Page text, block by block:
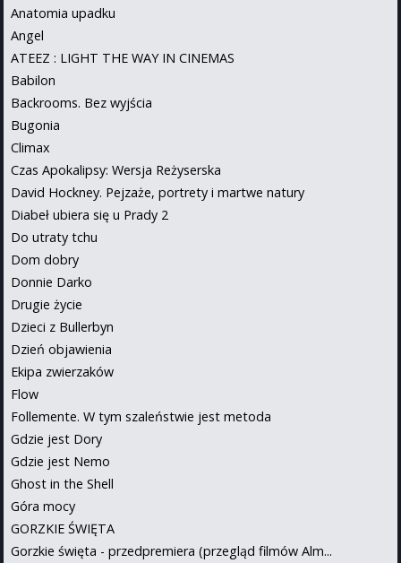
Anatomia upadku
Angel
ATEEZ : LIGHT THE WAY IN CINEMAS
Babilon
Backrooms. Bez wyjścia
Bugonia
Climax
Czas Apokalipsy: Wersja Reżyserska
David Hockney. Pejzaże, portrety i martwe natury
Diabeł ubiera się u Prady 2
Do utraty tchu
Dom dobry
Donnie Darko
Drugie życie
Dzieci z Bullerbyn
Dzień objawienia
Ekipa zwierzaków
Flow
Follemente. W tym szaleństwie jest metoda
Gdzie jest Dory
Gdzie jest Nemo
Ghost in the Shell
Góra mocy
GORZKIE ŚWIĘTA
Gorzkie święta - przedpremiera (przegląd filmów Alm...